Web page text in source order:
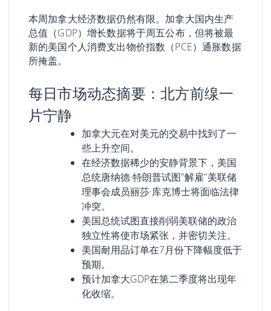
本周加拿大经济数据仍然有限。加拿大国内生产
总值（GDP）增长数据将于周五公布，但将被最
新的美国个人消费支出物价指数（PCE）通胀数据
所掩盖。
每日市场动态摘要：北方前缐一
片宁静
加拿大元在对美元的交易中找到了一
些上升空间。
在经济数据稀少的安静背景下，美国
总统唐纳德·特朗普试图"解雇"美联储
理事会成员丽莎·库克博士将面临法律
冲突。
美国总统试图直接削弱美联储的政治
独立性将使市场紧张，并密切关注。
美国耐用品订单在7月份下降幅度低于
预期。
预计加拿大GDP在第二季度将出现年
化收缩。